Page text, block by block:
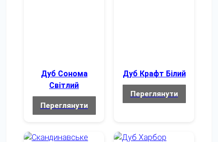
Дуб Сонома
Світлий
Переглянути
Дуб Крафт Білий
Переглянути